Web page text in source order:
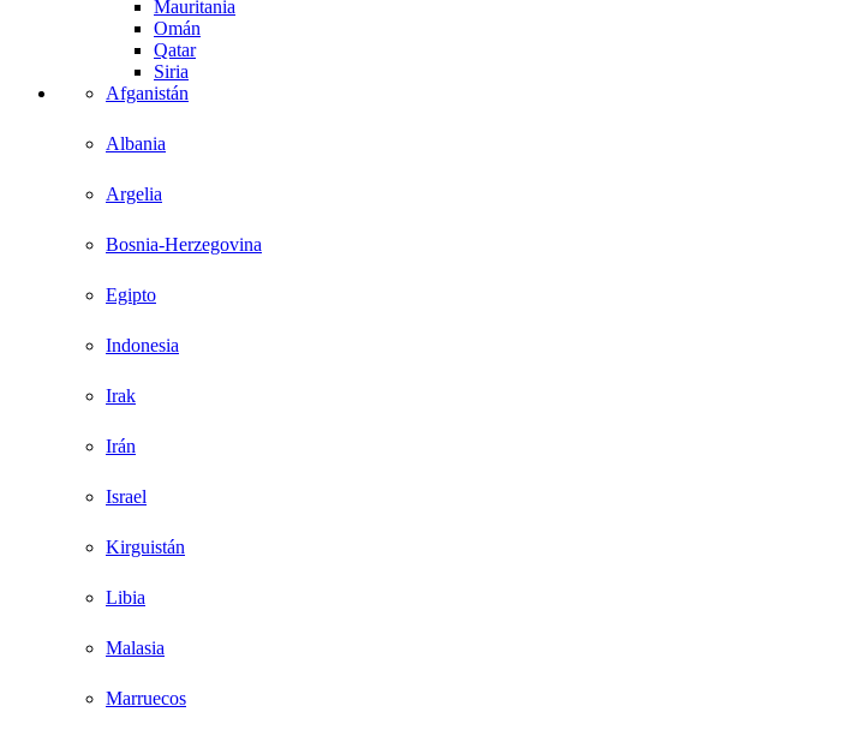
Mauritania
Omán
Qatar
Siria
Afganistán
Albania
Argelia
Bosnia-Herzegovina
Egipto
Indonesia
Irak
Irán
Israel
Kirguistán
Libia
Malasia
Marruecos